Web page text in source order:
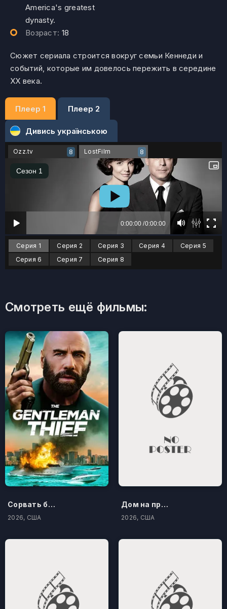
America's greatest
dynasty.
Возраст: 18
Сюжет сериала строится вокруг семьи Кеннеди и
событий, которые им довелось пережить в середине
XX века.
Плеер 1 Плеер 2
Дивись українською
Ozz.tv 8 LostFilm 8
Серия 1 Серия 2 Серия 3 Серия 4
Серия 5
Серия 6
Серия 7 Серия 8
Смотреть ещё фильмы:
Сорвать банк 3: Вор-джентльмен
2026, США
Дом на проклятом холме
2026, США